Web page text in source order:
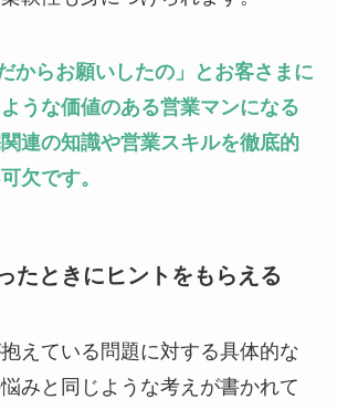
からお願いしたの」とお客さまに
うな価値のある営業マンになる
連の知識や営業スキルを徹底的
欠です。
たときにヒントをもらえる
えている問題に対する具体的な
みと同じような考えが書かれて